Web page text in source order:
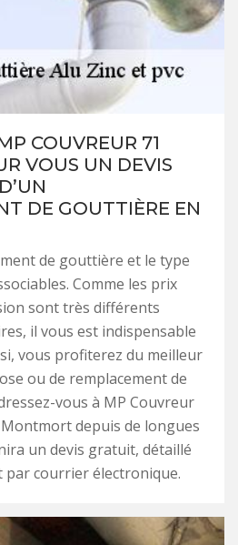
COUVREUR 71
VOUS UN DEVIS
DE GOUTTIÈRE EN
de gouttière et le type
Comme les prix
sont très différents
il vous est indispensable
vous profiterez du meilleur
ou de remplacement de
vous à MP Couvreur
depuis de longues
un devis gratuit, détaillé
par courrier électronique.